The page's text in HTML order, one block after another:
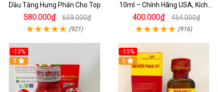
Dầu Tăng Hưng Phấn Cho Top
580.000₫ 659.000₫
(921)
10ml – Chính Hãng USA, Kích
Thích Hưng Phấn Cực Mạnh
400.000₫ 454.000₫
(916)
-13%
5
-15%
5